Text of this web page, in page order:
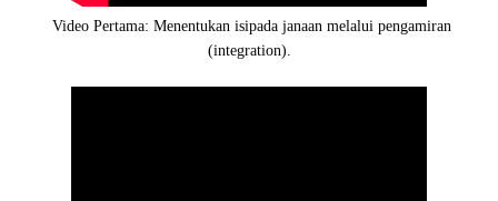
Video Pertama: Menentukan isipada janaan melalui pengamiran
(integration).